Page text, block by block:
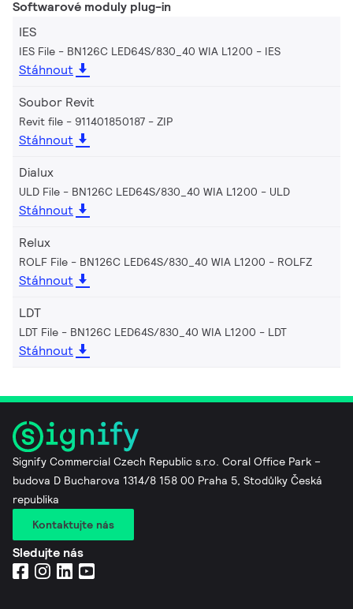
Softwarové moduly plug-in
IES
IES File - BN126C LED64S/830_40 WIA L1200 IES
Stáhnout
Soubor Revit
Revit file - 911401850187 ZIP
Stáhnout
Dialux
ULD File - BN126C LED64S/830_40 WIA L1200 ULD
Stáhnout
Relux
ROLF File - BN126C LED64S/830_40 WIA L1200 ROLFZ
Stáhnout
LDT
LDT File - BN126C LED64S/830_40 WIA L1200 LDT
Stáhnout
Signify Commercial Czech Republic s.r.o. Coral Office Park –
budova D Bucharova 1314/8 158 00 Praha 5, Stodůlky Česká
republika
Kontaktujte nás
Sledujte nás